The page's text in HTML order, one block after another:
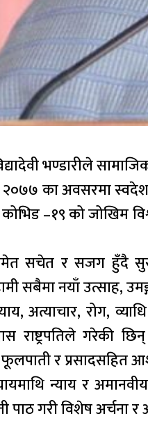
भण्डारीले
२०७७ का अवसरमा
कोभिड –१९ को जोखिम
सचेत र सजग हुँदै
सबैमा नयाँ उत्साह,
अत्याचार, रोग,
राष्ट्रपतिले
र प्रसादसहित
न्याय र
पाठ गरी विशेष अर्चना